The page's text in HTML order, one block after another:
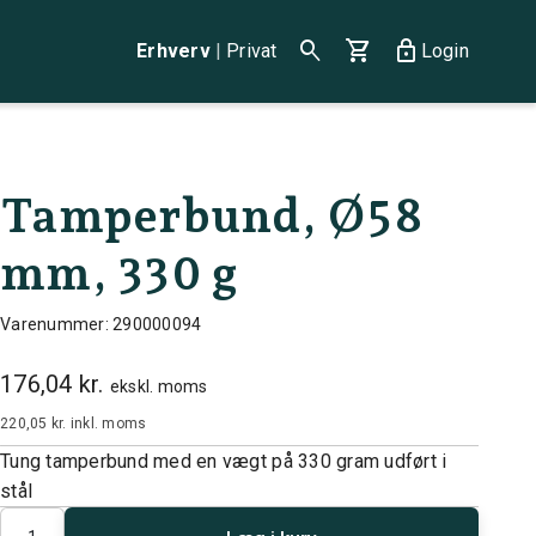
Erhverv | Privat search shopping_cart lock Login
Tamperbund, Ø58
mm, 330 g
Varenummer: 290000094
176,04 kr. ekskl. moms
220,05 kr. inkl. moms
Tung tamperbund med en vægt på 330 gram udført i
stål
Antal